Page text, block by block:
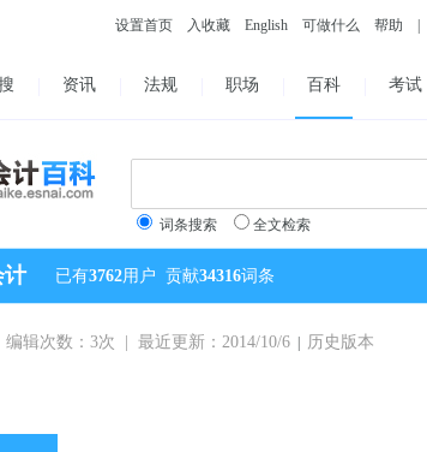
设置首页 入收藏 English 可做什么 帮助
资讯 法规 职场 百科 考试
词条搜索 全文检索
计 已有3762用户 贡献34316词条
编辑次数：3次 | 最近更新：2014/10/6 历史版本